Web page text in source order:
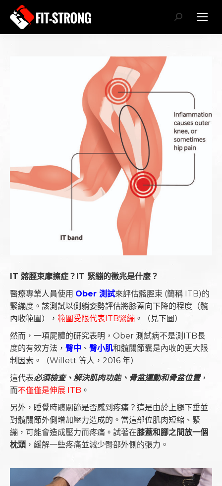
Search:
IT 髂脛束摩擦症？ IT 緊繃的徵兆是什麼？
醫療專業人員使用 Ober 測試來評估髂脛束 (簡稱 ITB)的
緊繃度。該測試以側躺姿勢評估將膝蓋向下降的程度（髖
內收範圍）， 範圍受限代表ITB緊繃 。（見下圖）
然而，一項屍體的研究表明，Ober 測試病不是測ITB長
度的有效方法， 臀中 、 臀小肌和髖關節囊是內收的更大限
制因素。（Willett 等人，2016 年）
這代表必須檢查、解決肌肉功能、骨盆運動和骨盆位置，
而不僅僅是伸展 ITB 。
另外，睡覺時髖關節是否感到疼痛？這是由於上腿下垂並
對髖關節外側增加壓力造成的。當這部位肌肉短縮、緊
繃，可能會造成壓力而疼痛。試著在膝蓋和腳之間放一個
枕頭 ，緩解一些疼痛並減少臀部外側的張力。